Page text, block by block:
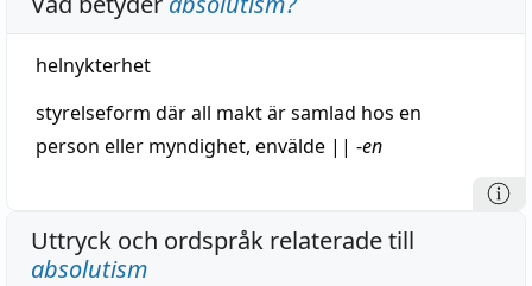
helnykterhet
styrelseform därall maktärsamlad hos en
person eller myndighet, envälde || -en
Uttryck och ordspråk relaterade till
absolutism